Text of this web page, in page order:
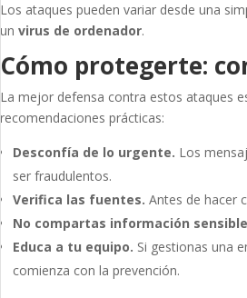
Los ataques pueden variar desde una
unvirus de ordenador.
Cómo protegerte:
La mejor defensa contra estos ataques
recomendaciones prácticas:
Desconfía de lo urgente. Los
ser fraudulentos.
Verifica las fuentes. Antes de hacer
No compartas información
Educa a tu equipo. Si gestionas una
comienza con la prevención.